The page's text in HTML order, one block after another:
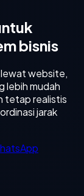
bisnis
website,
lebih mudah
tetap realistis
jarak